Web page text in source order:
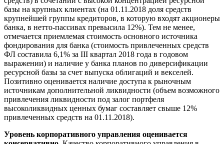
базы на крупных клиентах (на 01.11.2018 доля средств
крупнейшей группы кредиторов, в которую входят акционеры
банка, в нетто-пассивах превысила 12%). Тем не менее,
отмечается приемлемая стоимость основного источника
фондирования для банка (стоимость привлеченных средств
ФЛ составила 6,1% за III квартал 2018 года в годовом
выражении) и наличие у банка планов по диверсификации
ресурсной базы за счет выпуска облигаций и векселей.
Позитивно оценивается наличие доступа к рыночным
источникам дополнительной ликвидности (объем возможного
привлечения ликвидности под залог портфеля
высоколиквидных ценных бумаг составляет свыше 12%
привлеченных средств на 01.11.2018).
Уровень корпоративного управления оценивается